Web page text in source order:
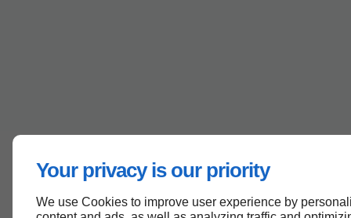
Your privacy is our priority
We use Cookies to improve user experience by